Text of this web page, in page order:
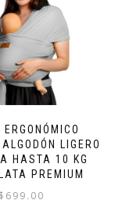
ERGONÓMICO
LIGERO
HASTA 10 KG
PREMIUM
$ 699.00